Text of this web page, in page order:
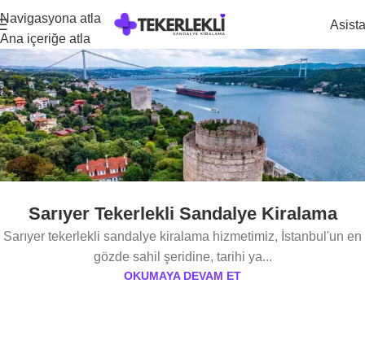
Navigasyona atla
Ana içeriğe atla
Sarıyer Tekerlekli Sandalye Kiralama
Sarıyer tekerlekli sandalye kiralama hizmetimiz, İstanbul'un en
gözde sahil şeridine, tarihi ya...
OKUMAYA DEVAM ET